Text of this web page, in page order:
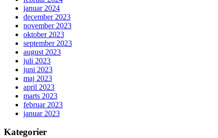
januar 2024
december 2023
november 2023
oktober 2023
september 2023
august 2023
juli 2023
juni 2023
maj 2023
april 2023
marts 2023
februar 2023
januar 2023
Kategorier